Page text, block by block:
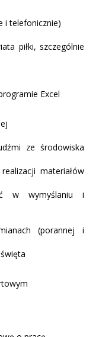
i telefonicznie)
piłki, szczególnie
Excel
ze środowiska
materiałów
w wymyślaniu i
(porannej i